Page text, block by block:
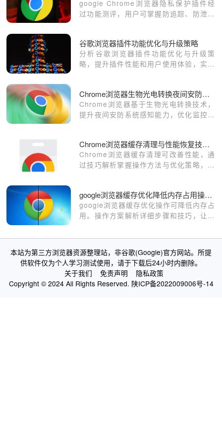
google Chrome浏览器隐私保护插件经
过功能测评，用户可掌握防追踪、防泄露
谷歌浏览器插件功能优化与升级策略
分析谷歌浏览器插件功能优化与升级策
略，提升插件性能和用户使用体验，实现
Chrome浏览器生物光电转换夜间安防系统
Chrome浏览器基于生物光电转换技术，
提升夜间安防系统感知能力，优化监控精
Chrome浏览器缓存清理与性能恢复技巧解析
Chrome浏览器缓存清理可改善性能，通
过技巧解析掌握操作方法与优化策略，实
google浏览器缓存优化降低内存占用操作方案
google浏览器缓存优化操作可降低内存占
用。操作方案解析详细步骤和技巧，让浏
本站为第三方浏览器资源整理站，非谷歌(Google)官方网站。所提
供软件仅为个人学习测试使用，请于下载后24小时内删除。
关于我们
免责声明
隐私政策
Copyright © 2024 All Rights Reserved. 陕ICP备2022009006号-14